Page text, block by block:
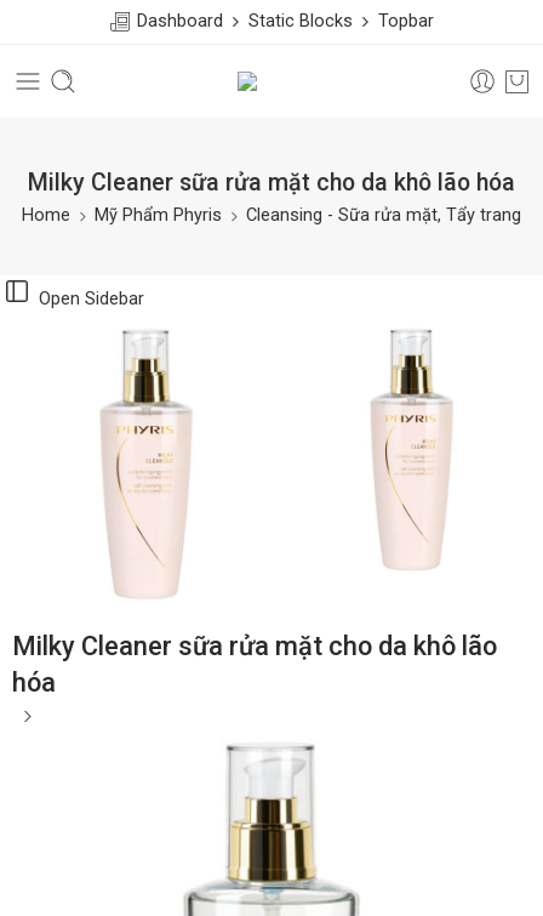
Dashboard Static Blocks Topbar
Milky Cleaner sữa rửa mặt cho da khô lão hóa
Home Mỹ Phẩm Phyris Cleansing - Sữa rửa mặt, Tẩy trang
Open Sidebar
Milky Cleaner sữa rửa mặt cho da khô lão
hóa